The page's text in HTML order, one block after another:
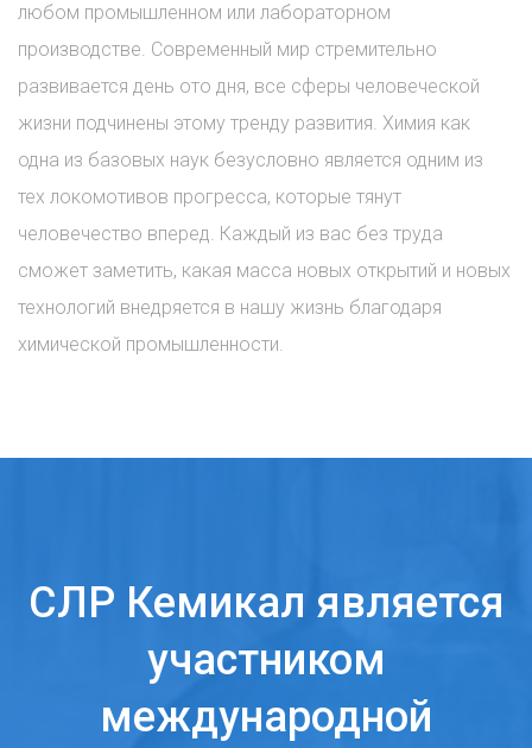
любом промышленном или лабораторном
производстве. Современный мир стремительно
развивается день ото дня, все сферы человеческой
жизни подчинены этому тренду развития. Химия как
одна из базовых наук безусловно является одним из
тех локомотивов прогресса, которые тянут
человечество вперед. Каждый из вас без труда
сможет заметить, какая масса новых открытий и новых
технологий внедряется в нашу жизнь благодаря
химической промышленности.
СЛР Кемикал является
участником
международной